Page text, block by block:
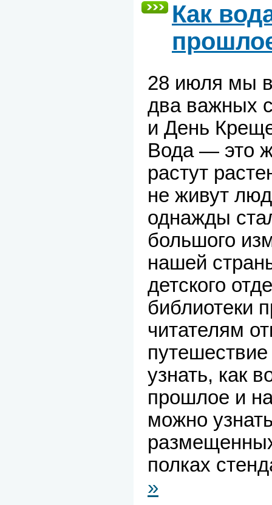
Как
28 июля мы
два важных
и День
Вода — это
растут
не живут
однажды
большого
нашей
детского
библиотеки
читателям
путешествие
узнать, как
прошлое и
можно
полках
»